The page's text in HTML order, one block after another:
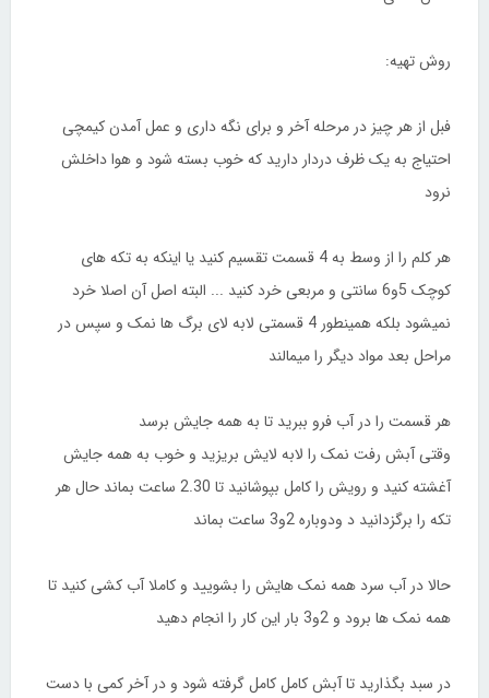
روش تهیه:
فبل از هر چیز در مرحله آخر و برای نگه داری و عمل آمدن کیمچی
احتیاج به یک ظرف دردار دارید که خوب بسته شود و هوا داخلش
نرود
هر کلم را از وسط به 4 قسمت تقسیم کنید یا اینکه به تکه های
کوچک 5و6 سانتی و مربعی خرد کنید ... البته اصل آن اصلا خرد
نمیشود بلکه همینطور 4 قسمتی لابه لای برگ ها نمک و سپس در
مراحل بعد مواد دیگر را میمالند
هر قسمت را در آب فرو ببرید تا به همه جایش برسد
وقتی آبش رفت نمک را لابه لایش بریزید و خوب به همه جایش
آغشته کنید و رویش را کامل بپوشانید تا 2.30 ساعت بماند حال هر
تکه را برگزدانید د ودوباره 2و3 ساعت بماند
حالا در آب سرد همه نمک هایش را بشویید و کاملا آب کشی کنید تا
همه نمک ها برود و 2و3 بار این کار را انجام دهید
در سبد بگذارید تا آبش کامل کامل گرفته شود و در آخر کمی با دست